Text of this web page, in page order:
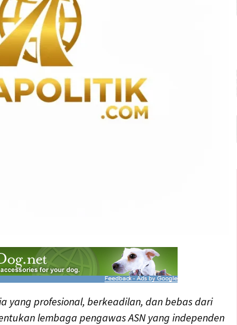
yang profesional, berkeadilan, dan bebas dari
lembaga pengawas ASN yang independen